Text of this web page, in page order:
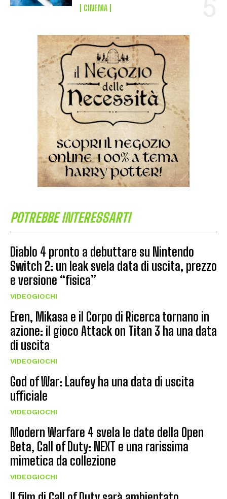
CINEMA
POTREBBE INTERESSARTI
Diablo 4 pronto a debuttare su Nintendo
Switch 2: un leak svela data di uscita, prezzo
e versione “fisica”
VIDEOGIOCHI
Eren, Mikasa e il Corpo di Ricerca tornano in
azione: il gioco Attack on Titan 3 ha una data
di uscita
VIDEOGIOCHI
God of War: Laufey ha una data di uscita
ufficiale
VIDEOGIOCHI
Modern Warfare 4 svela le date della Open
Beta, Call of Duty: NEXT e una rarissima
mimetica da collezione
VIDEOGIOCHI